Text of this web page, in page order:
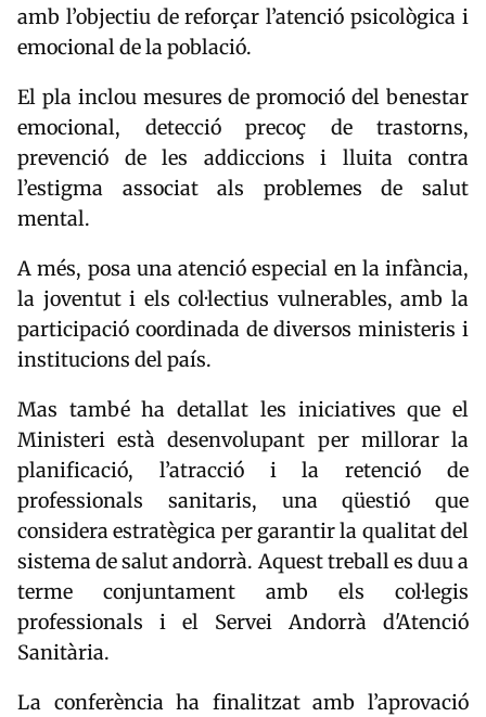
amb l’objectiu de reforçar l’atenció psicològica i
emocional de la població.
El pla inclou mesures de promoció del benestar
emocional, detecció precoç de trastorns,
prevenció de les addiccions i lluita contra
l’estigma associat als problemes de salut
mental.
A més, posa una atenció especial en la infància,
la joventut i els col·lectius vulnerables, amb la
participació coordinada de diversos ministeris i
institucions del país.
Mas també ha detallat les iniciatives que el
Ministeri està desenvolupant per millorar la
planificació, l’atracció i la retenció de
professionals sanitaris, una qüestió que
considera estratègica per garantir la qualitat del
sistema de salut andorrà. Aquest treball es duu a
terme conjuntament amb els col·legis
professionals i el Servei Andorrà d'Atenció
Sanitària.
La conferència ha finalitzat amb l’aprovació